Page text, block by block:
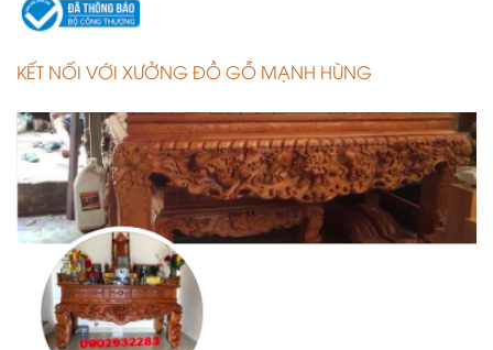
KẾT NỐI VỚI XƯỞNG ĐỒ GỖ MẠNH HÙNG